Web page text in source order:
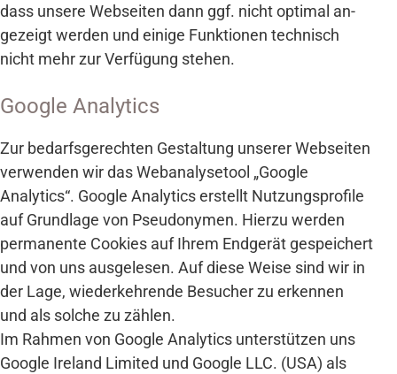
dass unsere Web­seiten dann ggf. nicht optimal an­
gezeigt werden und einige Funktionen technisch
nicht mehr zur Ver­fügung stehen.
Google Analytics
Zur bedarfs­gerechten Gestaltung unserer Web­seiten
verwenden wir das Web­analyse­tool „Google
Analytics“. Google Analytics erstellt Nutzungs­profile
auf Grund­lage von Pseudo­nymen. Hierzu werden
permanente Cookies auf Ihrem End­gerät gespeichert
und von uns aus­gelesen. Auf diese Weise sind wir in
der Lage, wieder­kehrende Besucher zu erkennen
und als solche zu zählen.
Im Rahmen von Google Analytics unter­stützen uns
Google Ireland Limited und Google LLC. (USA) als